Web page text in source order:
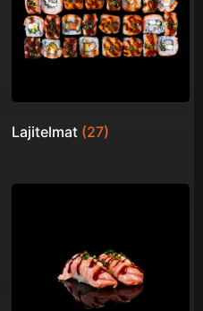
Lajitelmat (27)